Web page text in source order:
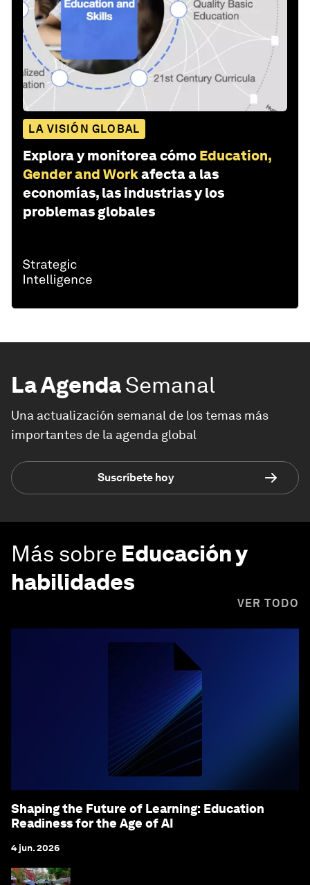
LA VISIÓN GLOBAL
Explora y monitorea cómo Education,
Gender and Workafecta a las
economías, las industrias y los
problemas globales
La AgendaSemanal
Una actualización semanal de los temas más
importantes de la agenda global
Suscríbete hoy
Más sobre Educación y
habilidades
VER TODO
Shaping the Future of Learning: Education
Readiness for the Age of AI
4 jun. 2026